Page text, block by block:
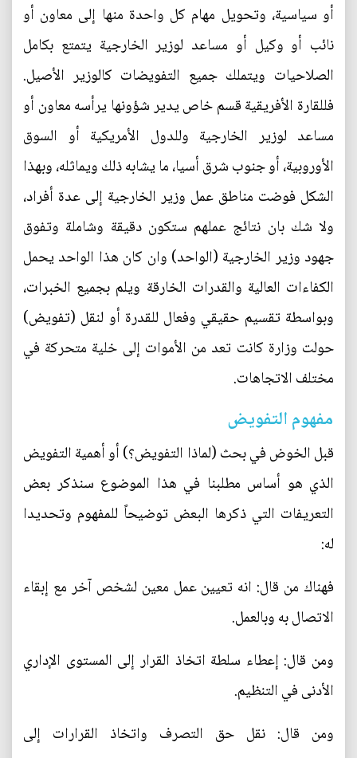
أو سياسية، وتحويل مهام كل واحدة منها إلى معاون أو
نائب أو وكيل أو مساعد لوزير الخارجية يتمتع بكامل
الصلاحيات ويتملك جميع التفويضات كالوزير الأصيل.
فللقارة الأفريقية قسم خاص يدير شؤونها يرأسه معاون أو
مساعد لوزير الخارجية وللدول الأمريكية أو السوق
الأوروبية، أو جنوب شرق أسيا، ما يشابه ذلك ويماثله، وبهذا
الشكل فوضت مناطق عمل وزير الخارجية إلى عدة أفراد،
ولا شك بان نتائج عملهم ستكون دقيقة وشاملة وتفوق
جهود وزير الخارجية (الواحد) وان كان هذا الواحد يحمل
الكفاءات العالية والقدرات الخارقة ويلم بجميع الخبرات،
وبواسطة تقسيم حقيقي وفعال للقدرة أو لنقل (تفويض)
حولت وزارة كانت تعد من الأموات إلى خلية متحركة في
مختلف الاتجاهات.
مفهوم التفويض
قبل الخوض في بحث (لماذا التفويض؟) أو أهمية التفويض
الذي هو أساس مطلبنا في هذا الموضوع سنذكر بعض
التعريفات التي ذكرها البعض توضيحاً للمفهوم وتحديدا
له:
فهناك من قال: انه تعيين عمل معين لشخص آخر مع إبقاء
الاتصال به وبالعمل.
ومن قال: إعطاء سلطة اتخاذ القرار إلى المستوى الإداري
الأدنى في التنظيم.
ومن قال: نقل حق التصرف واتخاذ القرارات إلى